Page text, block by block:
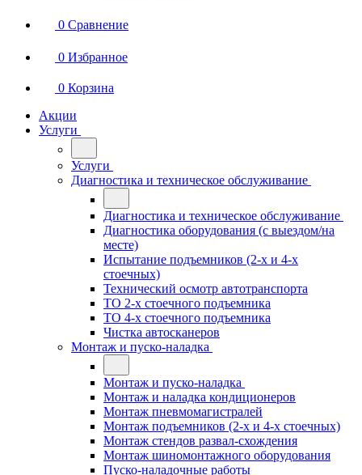
0 Сравнение
0 Избранное
0 Корзина
Акции
Услуги
Услуги
Диагностика и техническое обслуживание
Диагностика и техническое обслуживание
Диагностика оборудования (с выездом/на
месте)
Испытание подъемников (2-х и 4-х
стоечных)
Технический осмотр автотранспорта
ТО 2-х стоечного подъемника
ТО 4-х стоечного подъемника
Чистка автосканеров
Монтаж и пуско-наладка
Монтаж и пуско-наладка
Монтаж и наладка кондиционеров
Монтаж пневмомагистралей
Монтаж подъемников (2-х и 4-х стоечных)
Монтаж стендов развал-схождения
Монтаж шиномонтажного оборудования
Пуско-наладочные работы